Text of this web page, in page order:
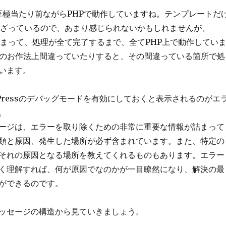
当たり前ながらPHPで動作していますね。テンプレートだ
っているので、あまり感じられないかもしれませんが、
て、処理が全て完了するまで、全てPHP上で動作していま
お作法上間違っていたりすると、その間違っている箇所で処
ます。
のデバッグモードを有効にしておくと表示されるのがエ
ジは、エラーを取り除くための非常に重要な情報が詰まって
と原因、発生した場所が必ず含まれています。また、特定の
れの原因となる場所を教えてくれるものもあります。エラー
理解すれば、何が原因でなのかが一目瞭然になり、解決の最
できるのです。
セージの構造から見ていきましょう。